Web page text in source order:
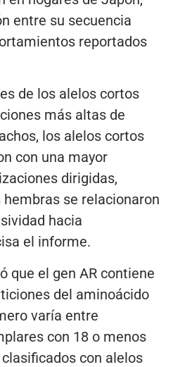
entre su secuencia
reportados
de los alelos cortos
más altas de
los alelos cortos
con una mayor
dirigidas,
se relacionaron
hacia
el informe.
que el gen AR contiene
del aminoácido
varía entre
con 18 o menos
con alelos